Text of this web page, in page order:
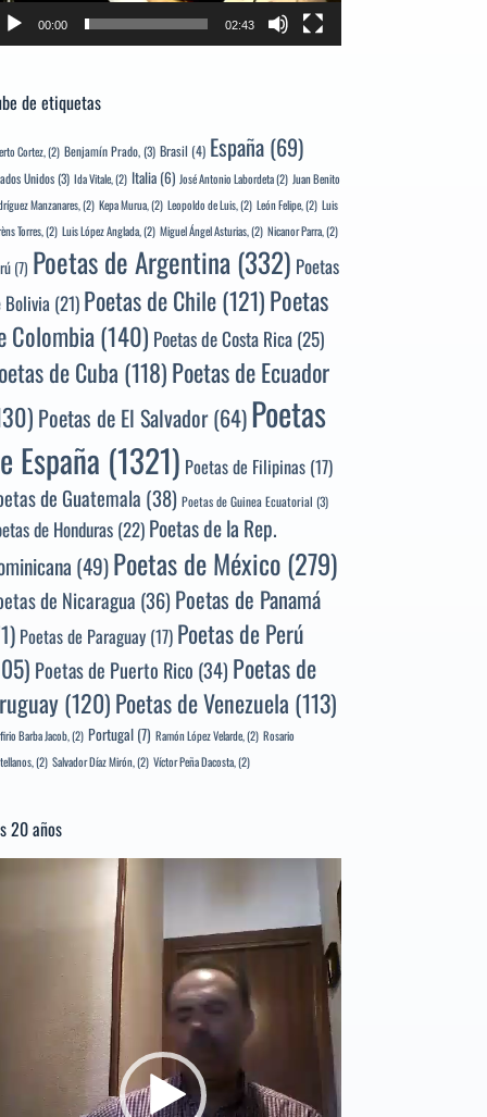
00:00 02:43
de etiquetas
Cortez,(2) Benjamín Prado,(3) Brasil (4) España (69)
Unidos(3) Ida Vitale,(2) Italia (6) José Antonio Labordeta(2) Juan Benito
Manzanares,(2) Kepa Murua,(2) Leopoldo de Luis,(2) León Felipe,(2) Luis
Torres,(2) Luis López Anglada,(2) Miguel Ángel Asturias,(2) Nicanor Parra,(2)
(7) Poetas de Argentina(332) Poetas
Bolivia(21) Poetas de Chile(121)Poetas
Colombia(140) Poetas de Costa Rica(25)
de Cuba (118)Poetas de Ecuador
Poetas de El Salvador(64)Poetas
España (1321) Poetas de Filipinas (17)
de Guatemala (38) Poetas de Guinea Ecuatorial (3)
de Honduras(22) Poetas de la Rep.
(49)Poetas de México(279)
de Nicaragua (36) Poetas de Panamá
Poetas de Paraguay (17) Poetas de Perú
Poetas de Puerto Rico (34) Poetas de
(120)Poetas de Venezuela (113)
Barba Jacob,(2) Portugal (7) Ramón López Velarde,(2) Rosario
(2) Salvador Díaz Mirón,(2) Víctor Peña Dacosta,(2)
20 años